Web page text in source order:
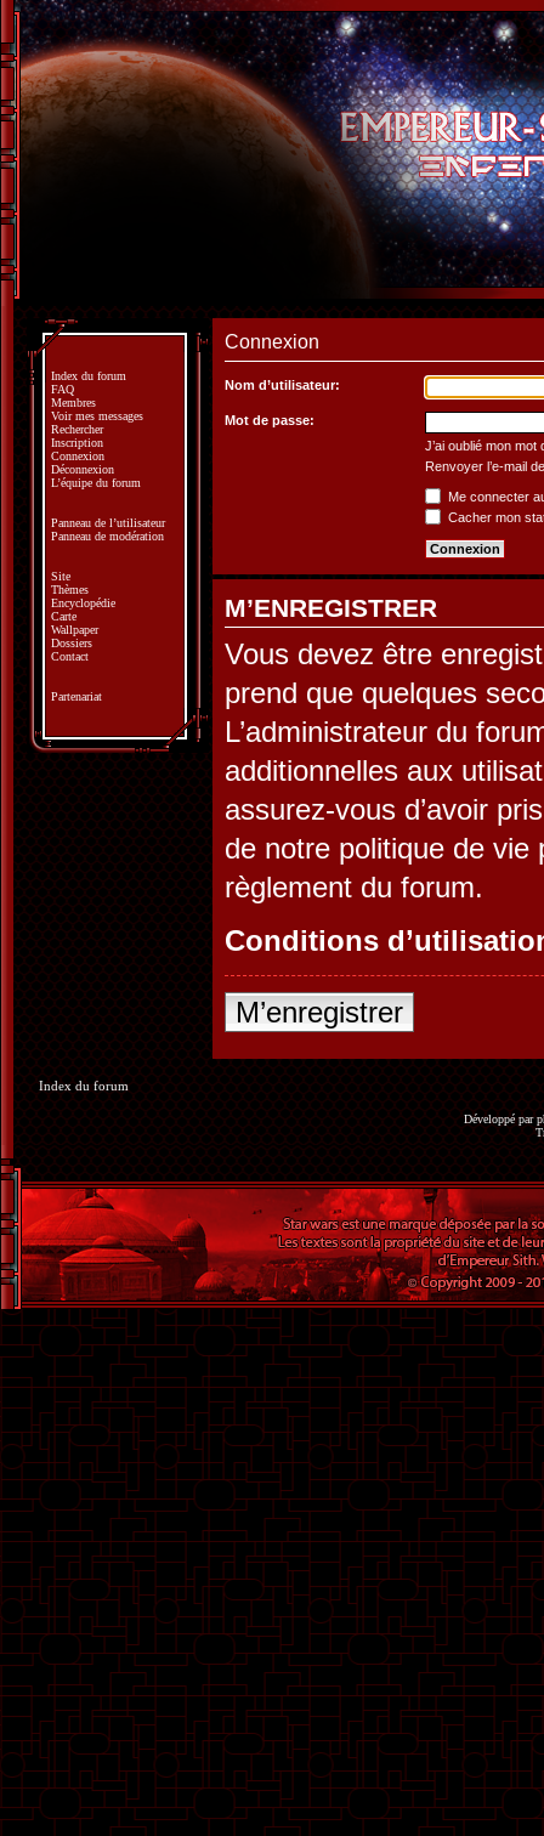
Connexion
Nom d’utilisateur:
Mot de passe:
J’ai oublié mon mot
Renvoyer l’e-mail
Me connecter
Cacher mon
M’ENREGISTRER
Vous devez être
prend que quelques
L’administrateur du
additionnelles aux
assurez-vous d’avoir
de notre politique de vie
règlement du forum.
Conditions
M’enregistrer
Index du forum
FAQ
Membres
Voir mes messages
Rechercher
Inscription
Connexion
Déconnexion
L’équipe du forum
Panneau de l’utilisateur
Panneau de modération
Site
Thèmes
Encyclopédie
Carte
Wallpaper
Dossiers
Contact
Partenariat
Index du forum
Développé par